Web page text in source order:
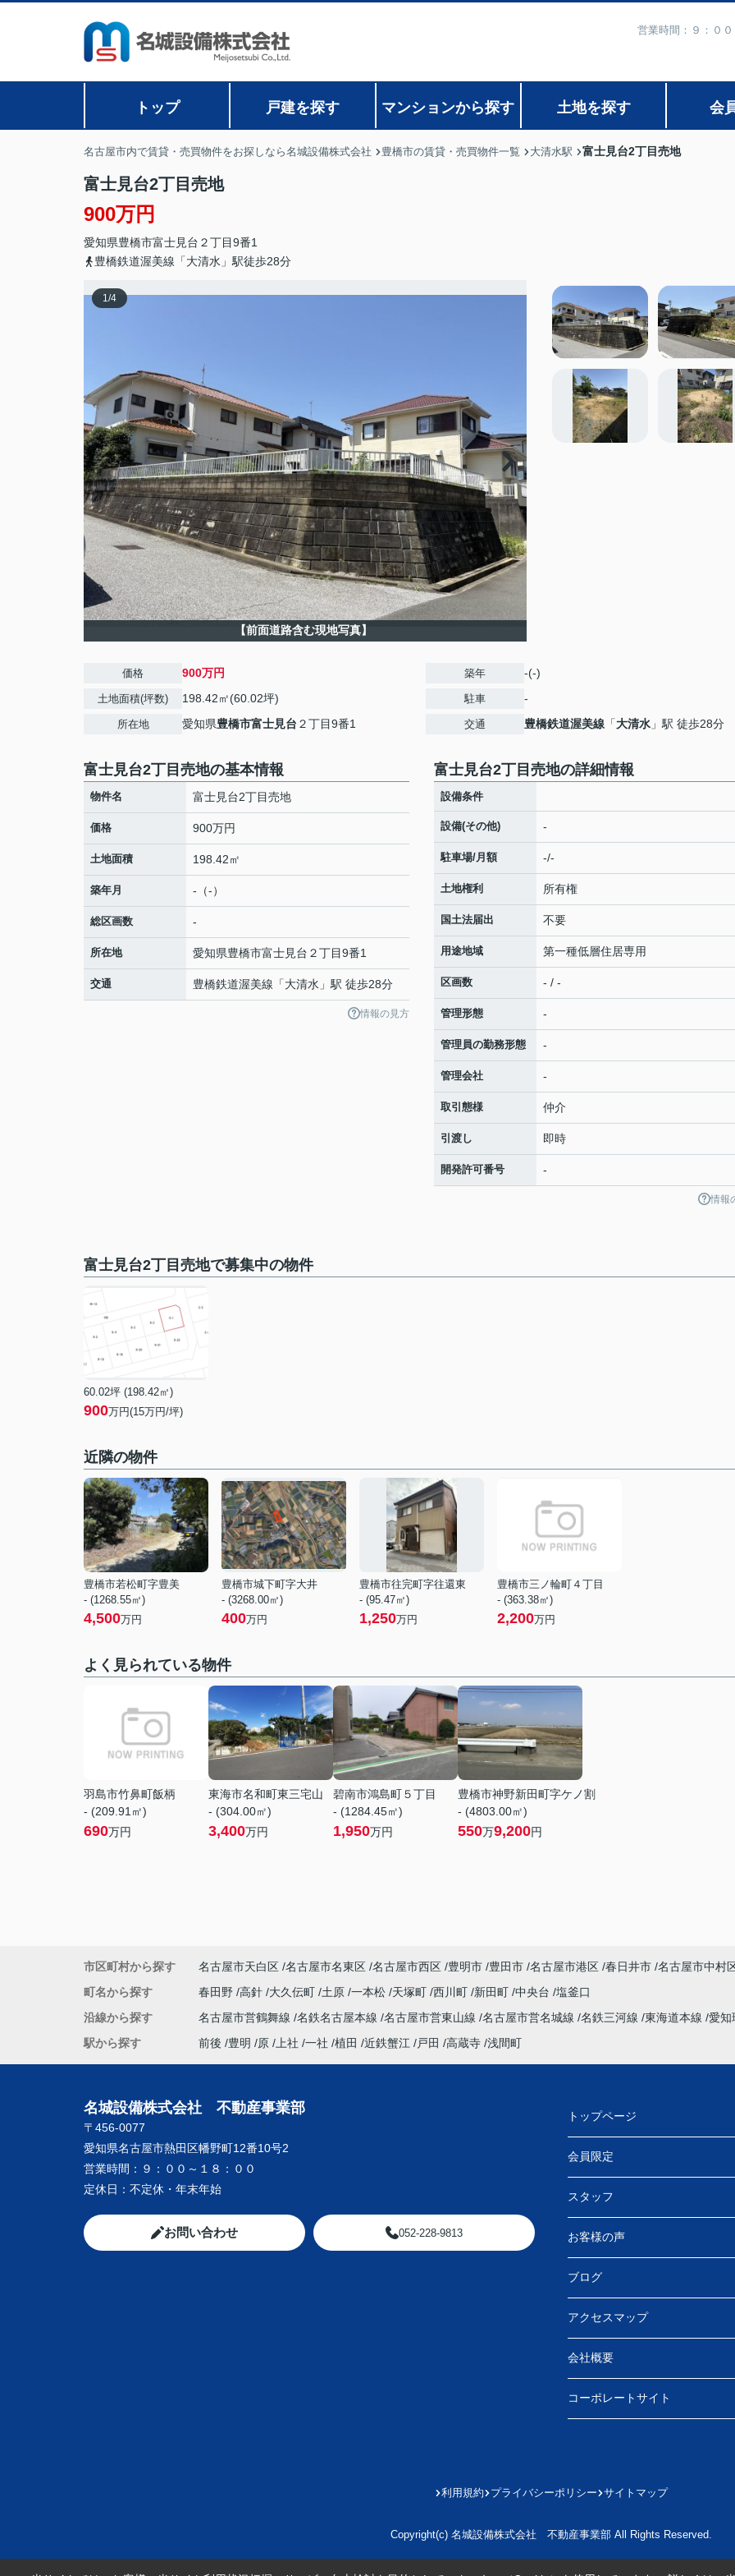
営業時間：９：０
トップ 戸建を探す マンションから探す 土地を探す 会
名古屋市内で賃貸・売買物件をお探しなら名城設備株式会社 豊橋市の賃貸・売買物件一覧 大清水駅 富士見台2丁目売地
富士見台2丁目売地
900万円
愛知県豊橋市富士見台 ２丁目9番1
豊橋鉄道渥美線「大清水」駅徒歩28分
1/4
【前面道路含む現地写真】
価格 900万円
土地面積(坪数) 198.42㎡(60.02坪)
所在地 愛知県豊橋市富士見台 ２丁目9番1
築年 -(-)
駐車 -
交通 豊橋鉄道渥美線 「大清水 」駅 徒歩28分
富士見台2丁目売地の基本情報
物件名 富士見台2丁目売地
価格 900万円
土地面積 198.42㎡
築年月 -（-）
総区画数 -
所在地 愛知県豊橋市富士見台 ２丁目9番1
交通 豊橋鉄道渥美線 「大清水 」駅 徒歩28分
情報の見方
富士見台2丁目売地の詳細情報
設備条件
設備(その他) -
駐車場/月額 -/-
土地権利 所有権
国土法届出 不要
用途地域 第一種低層住居専用
区画数 - / -
管理形態 -
管理員の勤務形態 -
管理会社 -
取引態様 仲介
引渡し 即時
開発許可番号 -
情報
富士見台2丁目売地で募集中の物件
60.02坪 (198.42㎡)
900万円(15万円/坪)
近隣の物件
豊橋市若松町字豊美
- (1268.55㎡)
4,500万円
豊橋市城下町字大井
- (3268.00㎡)
400万円
豊橋市往完町字往還東
- (95.47㎡)
1,250万円
豊橋市三ノ輪町４丁目
- (363.38㎡)
2,200万円
よく見られている物件
羽島市竹鼻町飯柄
- (209.91㎡)
690万円
東海市名和町東三宅山
- (304.00㎡)
3,400万円
碧南市鴻島町５丁目
- (1284.45㎡)
1,950万円
豊橋市神野新田町字ケノ割
- (4803.00㎡)
550万9,200円
市区町村から探す 名古屋市天白区 名古屋市名東区 名古屋市西区 豊明市 豊田市 名古屋市港区 春日井市 名古屋市中村
町名から探す
春田野 高針 大久伝町 土原 一本松 天塚町 西川町 新田町 中央台 塩釜口
沿線から探す
名古屋市営鶴舞線 名鉄名古屋本線 名古屋市営東山線 名古屋市営名城線 名鉄三河線 東海道本線 愛
駅から探す
前後 豊明 原 上社 一社 植田 近鉄蟹江 戸田 高蔵寺 浅間町
名城設備株式会社 不動産事業部
〒456-0077
愛知県名古屋市熱田区幡野町12番10号2
営業時間： ９：００～１８：００
定休日： 不定休・年末年始
お問い合わせ 052-228-9813
トップページ
会員限定
スタッフ
お客様の声
ブログ
アクセスマップ
会社概要
コーポレートサイト
利用規約 プライバシーポリシー サイトマップ
Copyright(c) 名城設備株式会社 不動産事業部 All Rights Reserved.